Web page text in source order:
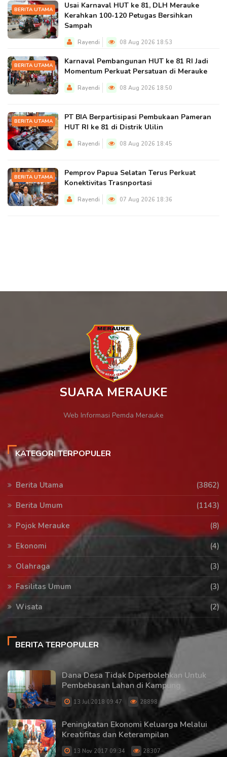
BERITA UTAMA
Usai Karnaval HUT ke 81, DLH Merauke
Kerahkan 100-120 Petugas Bersihkan
Sampah
Rayendi 08 Aug 2026 18:53
BERITA UTAMA
Karnaval Pembangunan HUT ke 81 RI Jadi
Momentum Perkuat Persatuan di Merauke
Rayendi 08 Aug 2026 18:50
BERITA UTAMA
PT BIA Berpartisipasi Pembukaan Pameran
HUT RI ke 81 di Distrik Ulilin
Rayendi 08 Aug 2026 18:45
BERITA UTAMA
Pemprov Papua Selatan Terus Perkuat
Konektivitas Trasnportasi
Rayendi 07 Aug 2026 18:36
SUARA MERAUKE
Web Informasi Pemda Merauke
KATEGORI TERPOPULER
Berita Utama
(3862)
Berita Umum
(1143)
Pojok Merauke
(8)
Ekonomi
(4)
Olahraga
(3)
Fasilitas Umum
(3)
Wisata
(2)
BERITA TERPOPULER
Dana Desa Tidak Diperbolehkan Untuk
Pembebasan Lahan di Kampung
13 Jul 2018 09:47 28898
Peningkatan Ekonomi Keluarga Melalui
Kreatifitas dan Keterampilan
13 Nov 2017 09:34 28307